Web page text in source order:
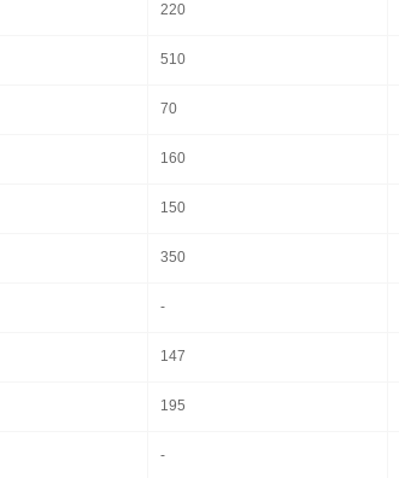
220
510
70
160
150
350
-
147
195
-